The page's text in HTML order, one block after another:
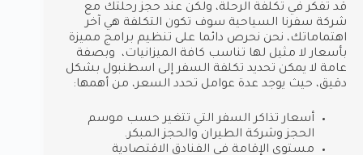
قد تفكر في تكلفة الرحلة، ولكن عند حجز رحلتك مع
شركة سفرنا السياحية سوف تكون التكلفة هي آخر
اهتماماتك، نحن نحرص دائما على تنظيم برامج مميزة
بأسعار لا مثيل لها تناسب كافة الميزانيات، وبصفة
عامة لا يمكن تحديد تكلفة السفر إلى اسطنبول بشكل
دقيق، حيث يوجد عدة عوامل تحدد السعر، من أهمها:
أسعار تذاكر السفر التي تتغير حسب موسم
الحجز وشركة الطيران والحجز المبكر.
مستوى الإقامة في الفنادق الاقتصادية